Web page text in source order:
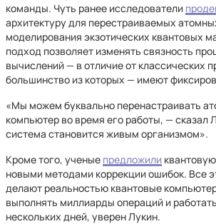
команды. Чуть ранее исследователи
архитектуру для перестраиваемых
моделирования экзотических квантовых
подход позволяет изменять связность
вычислений — в отличие от классических
большинство из которых — имеют
«Мы можем буквально перенастраивать
компьютер во время его работы, — сказал
система становится живым организмом».
Кроме того, ученые предложили
новыми методами коррекции ошибок. Все
делают реальностью квантовые
выполнять миллиарды операций и
нескольких дней, уверен Лукин.